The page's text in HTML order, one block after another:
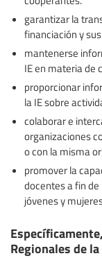
garantizar la
financiación y
mantenerse
IE en materia de
proporcionar
la IE sobre
colaborar e
organizaciones
o con la misma
promover la
docentes a fin
jóvenes y
Regionales de